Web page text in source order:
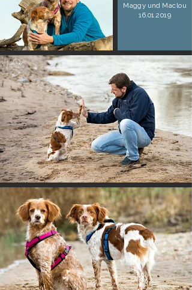
Maggy und Maclou
16.01.2019